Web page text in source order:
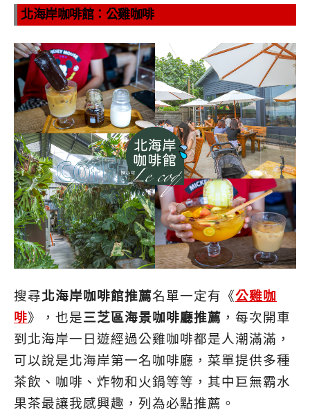
北海岸咖啡館：公雞咖啡
搜尋北海岸咖啡館推薦名單一定有《公雞咖
啡》，也是三芝區海景咖啡廳推薦 ，每次開車
到北海岸一日遊經過公雞咖啡都是人潮滿滿，
可以說是北海岸第一名咖啡廳，菜單提供多種
茶飲、咖啡、炸物和火鍋等等，其中巨無霸水
果茶最讓我感興趣，列為必點推薦。